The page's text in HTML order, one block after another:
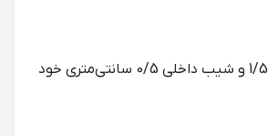
دمپایی زنانه نرم کد 11 با رنگ صورتی، دارای جنس ایربولینگ، با وزنی سبک و نرم می‌باشد. این دمپایی با ارتفاع 1/5 و شیب داخلی 0/5 سانتی‌متری خود